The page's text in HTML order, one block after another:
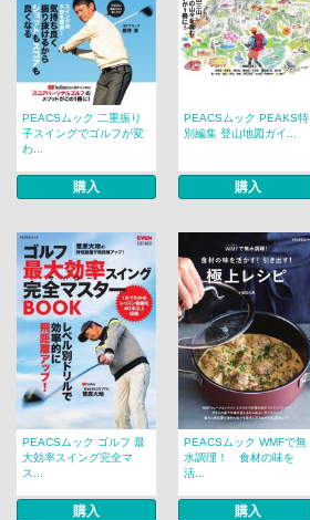
PEACSムック 二重振り
子スイングでゴルフが変
わ...
購入
PEACSムック PEAKS特
別編集 登山地図ガイ...
購入
PEACSムック ゴルフ 最
大効率スイング完全マ
ス...
購入
PEACSムック WMFで無
水調理！ 食材の味を
活...
購入